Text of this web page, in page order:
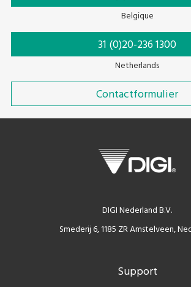
Belgique
31 (0)20-236 1300
Netherlands
Contactformulier
DIGI Nederland B.V.
Smederij 6, 1185 ZR Amstelveen,
Support